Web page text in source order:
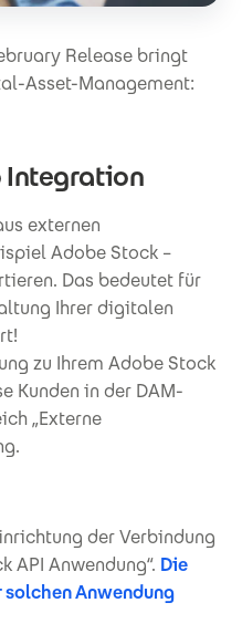
Release bringt
Asset-Management:
Integration
externen
Adobe Stock –
Das bedeutet für
Ihrer digitalen
zu Ihrem Adobe Stock
Kunden in der DAM-
„Externe
der Verbindung
API Anwendung“. Die
Anwendung